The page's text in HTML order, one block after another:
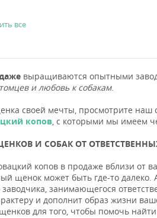
все
выращиваются опытными
и любовь к собакам.
своей мечты, просмотрите наш
копов, с которыми мы имеем
И СОБАК ОТ
копов в продаже вблизи от
щенок может быть где-то далеко.
занимающегося
и дополнит образ жизни
щенков для того, чтобы помочь